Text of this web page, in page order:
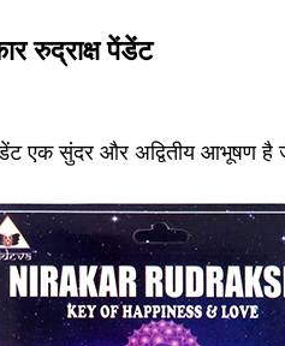
रुद्राक्ष पेंडेंट
पेंडेंट एक सुंदर और अद्वितीय आभूषण